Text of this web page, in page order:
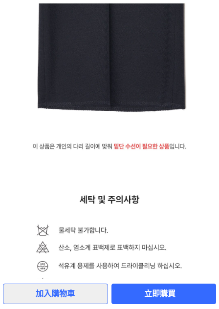
加入購物車 立即購買